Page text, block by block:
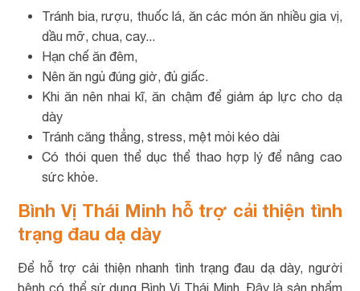
Tránh bia, rượu, thuốc lá, ăn các món ăn nhiều gia vị,
dầu mỡ, chua, cay...
Hạn chế ăn đêm,
Nên ăn ngủ đúng giờ, đủ giấc.
Khi ăn nên nhai kĩ, ăn chậm để giảm áp lực cho dạ
dày
Tránh căng thẳng, stress, mệt mỏi kéo dài
Có thói quen thể dục thể thao hợp lý để nâng cao
sức khỏe.
Bình Vị Thái Minh hỗ trợ cải thiện tình
trạng đau dạ dày
Để hỗ trợ cải thiện nhanh tình trạng đau dạ dày, người
bệnh có thể sử dụng Bình Vị Thái Minh. Đây là sản phẩm